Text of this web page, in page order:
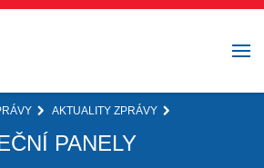
AKTUALITY ZPRÁVY
PANELY